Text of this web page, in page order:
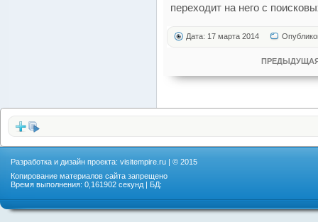
переходит на него с
Дата: 17 марта 2014
Разработка и дизайн проекта: visitempire.ru | © 2015
Копирование материалов сайта запрещено
Время выполнения: 0,161902 секунд | БД: